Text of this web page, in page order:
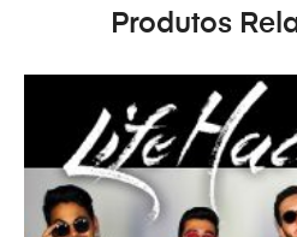
Produtos